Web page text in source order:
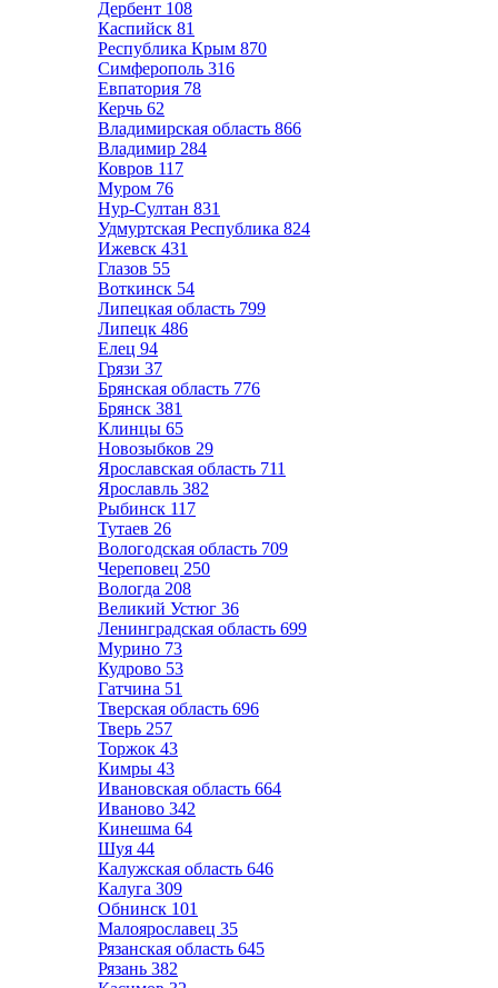
Дербент 108
Каспийск 81
Республика Крым 870
Симферополь 316
Евпатория 78
Керчь 62
Владимирская область 866
Владимир 284
Ковров 117
Муром 76
Нур-Султан 831
Удмуртская Республика 824
Ижевск 431
Глазов 55
Воткинск 54
Липецкая область 799
Липецк 486
Елец 94
Грязи 37
Брянская область 776
Брянск 381
Клинцы 65
Новозыбков 29
Ярославская область 711
Ярославль 382
Рыбинск 117
Тутаев 26
Вологодская область 709
Череповец 250
Вологда 208
Великий Устюг 36
Ленинградская область 699
Мурино 73
Кудрово 53
Гатчина 51
Тверская область 696
Тверь 257
Торжок 43
Кимры 43
Ивановская область 664
Иваново 342
Кинешма 64
Шуя 44
Калужская область 646
Калуга 309
Обнинск 101
Малоярославец 35
Рязанская область 645
Рязань 382